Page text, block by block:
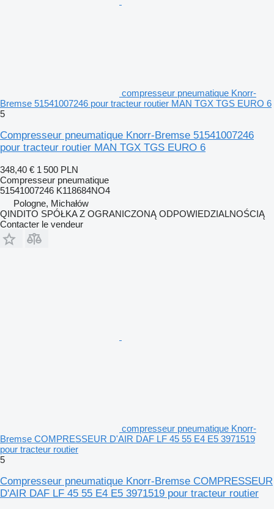
compresseur pneumatique Knorr-
Bremse 51541007246 pour tracteur routier MAN TGX TGS EURO 6
5
Compresseur pneumatique Knorr-Bremse 51541007246
pour tracteur routier MAN TGX TGS EURO 6
348,40 € 1 500 PLN
Compresseur pneumatique
51541007246 K118684NO4
Pologne, Michałów
QINDITO SPÓŁKA Z OGRANICZONĄ ODPOWIEDZIALNOŚCIĄ
Contacter le vendeur
compresseur pneumatique Knorr-
Bremse COMPRESSEUR D'AIR DAF LF 45 55 E4 E5 3971519
pour tracteur routier
5
Compresseur pneumatique Knorr-Bremse COMPRESSEUR
D'AIR DAF LF 45 55 E4 E5 3971519 pour tracteur routier